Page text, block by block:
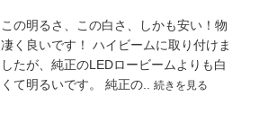
この明るさ、この白さ、しかも安い！物
凄く良いです！ ハイビームに取り付けま
したが、純正のLEDロービームよりも白
くて明るいです。 純正の.. 続きを見る